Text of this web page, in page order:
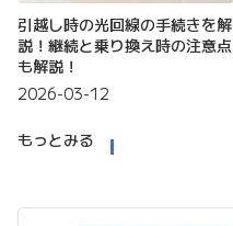
引越し時の光回線の手続きを解
説！継続と乗り換え時の注意点
も解説！
2026-03-12
もっとみる